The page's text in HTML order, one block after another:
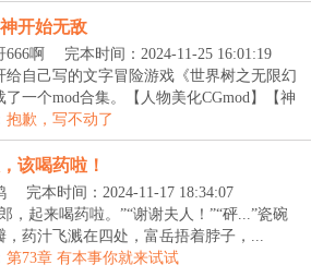
开始无敌
啊
完本时间：2024-11-25 16:01:19
给自己写的文字冒险游戏《世界树之无限幻
了一个mod合集。【人物美化CGmod】【神
抱歉，写不动了
该喝药啦！
完本时间：2024-11-17 18:34:07
，起来喝药啦。”“谢谢夫人！”“砰...”瓷碗
，药汁飞溅在四处，富岳捂着脖子，...
第73章 有本事你就来试试